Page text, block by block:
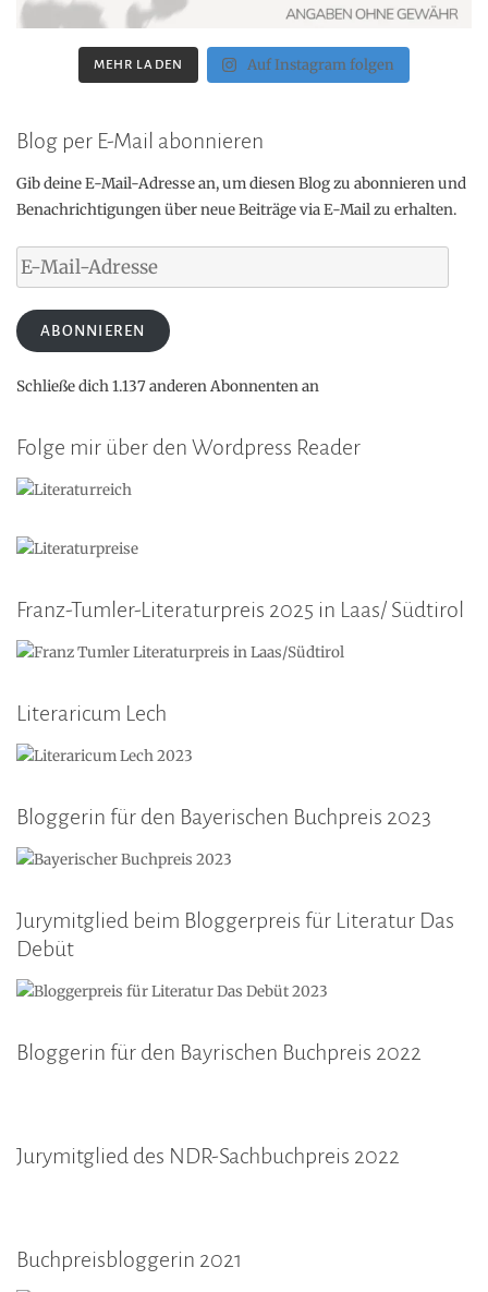
MEHR LADEN Auf Instagram folgen
Blog per E-Mail abonnieren
Gib deine E-Mail-Adresse an, um diesen Blog zu abonnieren und
Benachrichtigungen über neue Beiträge via E-Mail zu erhalten.
E-
Mail-
Adresse
ABONNIEREN
Schließe dich 1.137 anderen Abonnenten an
Folge mir über den Wordpress Reader
Franz-Tumler-Literaturpreis 2025 in Laas/ Südtirol
Literaricum Lech
Bloggerin für den Bayerischen Buchpreis 2023
Jurymitglied beim Bloggerpreis für Literatur Das
Debüt
Bloggerin für den Bayrischen Buchpreis 2022
Jurymitglied des NDR-Sachbuchpreis 2022
Buchpreisbloggerin 2021